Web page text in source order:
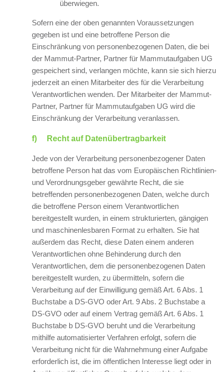
überwiegen.
Sofern eine der oben genannten Voraussetzungen
gegeben ist und eine betroffene Person die
Einschränkung von personenbezogenen Daten, die bei
der Mammut-Partner, Partner für Mammutaufgaben UG
gespeichert sind, verlangen möchte, kann sie sich hierzu
jederzeit an einen Mitarbeiter des für die Verarbeitung
Verantwortlichen wenden. Der Mitarbeiter der Mammut-
Partner, Partner für Mammutaufgaben UG wird die
Einschränkung der Verarbeitung veranlassen.
f) Recht auf Datenübertragbarkeit
Jede von der Verarbeitung personenbezogener Daten
betroffene Person hat das vom Europäischen Richtlinien-
und Verordnungsgeber gewährte Recht, die sie
betreffenden personenbezogenen Daten, welche durch
die betroffene Person einem Verantwortlichen
bereitgestellt wurden, in einem strukturierten, gängigen
und maschinenlesbaren Format zu erhalten. Sie hat
außerdem das Recht, diese Daten einem anderen
Verantwortlichen ohne Behinderung durch den
Verantwortlichen, dem die personenbezogenen Daten
bereitgestellt wurden, zu übermitteln, sofern die
Verarbeitung auf der Einwilligung gemäß Art. 6 Abs. 1
Buchstabe a DS-GVO oder Art. 9 Abs. 2 Buchstabe a
DS-GVO oder auf einem Vertrag gemäß Art. 6 Abs. 1
Buchstabe b DS-GVO beruht und die Verarbeitung
mithilfe automatisierter Verfahren erfolgt, sofern die
Verarbeitung nicht für die Wahrnehmung einer Aufgabe
erforderlich ist, die im öffentlichen Interesse liegt oder in